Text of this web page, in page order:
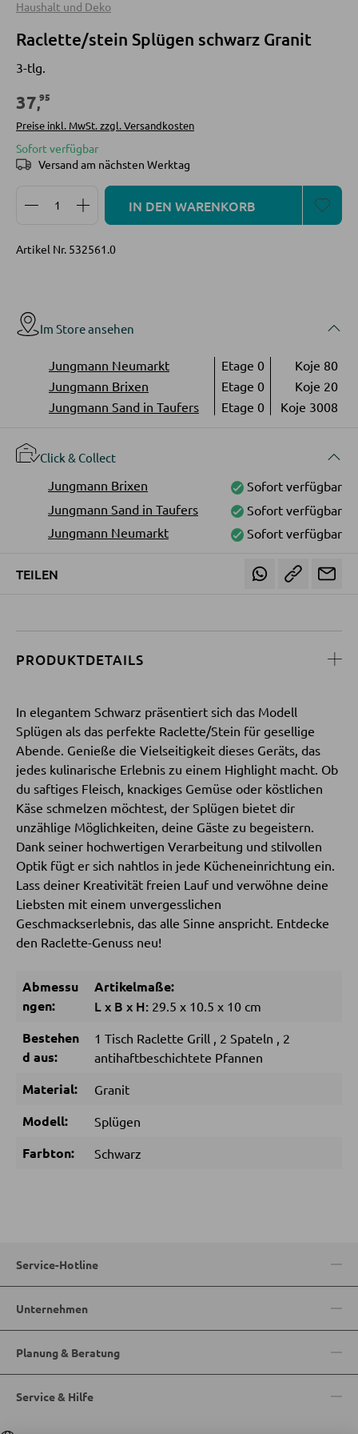
Sideboards
Highboards
Lowboards
REGALE
Vitrinen
Anbauwände
Vitrinenschränke
Beistelltische
SESSEL
Polstersessel
Relaxsessel
Ohrensessel
Fernsehsessel
HOCKER
Barhocker
Sitzsäcke
Nachttische
Komplette Schlafzimmer
Matratzen
Matratzenzubehör
INNENBELEUCHTUNG
Stehlampen
Spots und Strahler
Wandleuchten
Hängeleuchten
LED-Stehlampen
LED-Wandleuchten
LED-Hängeleuchten
LED-Strahler und LED-Spots
AUSSENBELEUCHTUNG
Haushalt und Deko
Raclette/stein Splügen schwarz Granit
3-tlg.
37,95
Preise inkl. MwSt. zzgl. Versandkosten
Sofort verfügbar
Versand am nächsten Werktag
Produkt Anzahl: Gib den gewünschten Wert ein
IN DEN WARENKORB
Artikel Nr. 532561.0
Im Store ansehen
Jungmann Neumarkt Etage 0
Koje 80
Jungmann Brixen
Etage 0
Koje 20
Jungmann Sand in Taufers
Etage 0 Koje 3008
Click & Collect
Jungmann Brixen
Sofort verfügbar
Jungmann Sand in Taufers
Sofort verfügbar
Jungmann Neumarkt
Sofort verfügbar
TEILEN
PRODUKTDETAILS
In elegantem Schwarz präsentiert sich das Modell
Splügen als das perfekte Raclette/Stein für gesellige
Abende. Genieße die Vielseitigkeit dieses Geräts, das
jedes kulinarische Erlebnis zu einem Highlight macht. Ob
du saftiges Fleisch, knackiges Gemüse oder köstlichen
Käse schmelzen möchtest, der Splügen bietet dir
unzählige Möglichkeiten, deine Gäste zu begeistern.
Dank seiner hochwertigen Verarbeitung und stilvollen
Optik fügt er sich nahtlos in jede Kücheneinrichtung ein.
Lass deiner Kreativität freien Lauf und verwöhne deine
Liebsten mit einem unvergesslichen
Geschmackserlebnis, das alle Sinne anspricht. Entdecke
den Raclette-Genuss neu!
Abmessu
ngen:
Artikelmaße:
Lx B x H: 29.5 x 10.5 x 10 cm
Bestehen
d aus:
1 Tisch Raclette Grill 2 Spateln
2
antihaftbeschichtete Pfannen
Material: Granit
Modell: Splügen
Farbton: Schwarz
Service-Hotline
Unternehmen
Planung & Beratung
Service & Hilfe